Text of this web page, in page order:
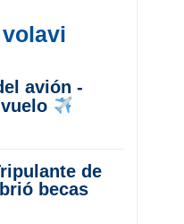
avión -
de
becas